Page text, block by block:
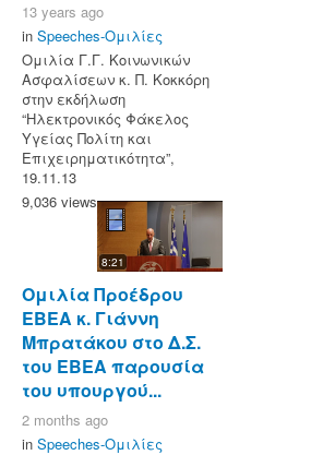
13 years ago
in Speeches-Ομιλίες
Ομιλία Γ.Γ. Κοινωνικών
Ασφαλίσεων κ. Π. Κοκκόρη
στην εκδήλωση
“Ηλεκτρονικός Φάκελος
Υγείας Πολίτη και
Επιχειρηματικότητα”,
19.11.13
9,036 views
8:21
Ομιλία Προέδρου
ΕΒΕΑ κ. Γιάννη
Μπρατάκου στο Δ.Σ.
του ΕΒΕΑ παρουσία
του υπουργού...
2 months ago
in Speeches-Ομιλίες